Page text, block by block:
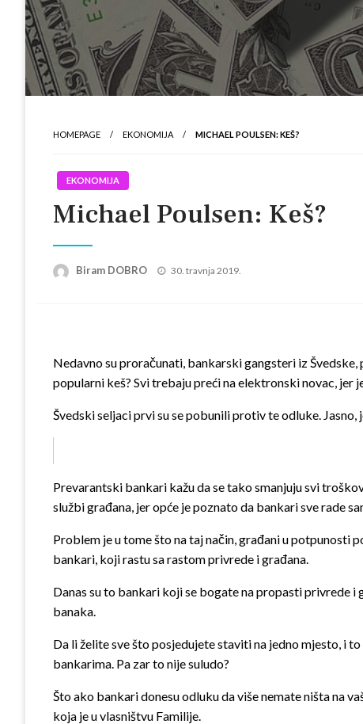
HOMEPAGE EKONOMIJA MICHAEL POULSEN: KEŠ?
EKONOMIJA
Michael Poulsen: Keš?
Biram DOBRO
Posted
30. travnja 2019.
Nedavno su proračunati, bankarski gangsteri iz
popularni keš? Svi trebaju preći na elektronski novac,
Švedski seljaci prvi su se pobunili protiv te odluke.
Prevarantski bankari kažu da se tako smanjuju svi
službi građana, jer opće je poznato da bankari sve rade
Problem je u tome što na taj način, građani u potpunosti
bankari, koji rastu sa rastom privrede i građana.
Danas su to bankari koji se bogate na propasti privrede i
banaka.
Da li želite sve što posjedujete staviti na jedno mjesto, i
bankarima. Pa zar to nije suludo?
Što ako bankari donesu odluku da više nemate ništa na
koja je u vlasništvu Familije.